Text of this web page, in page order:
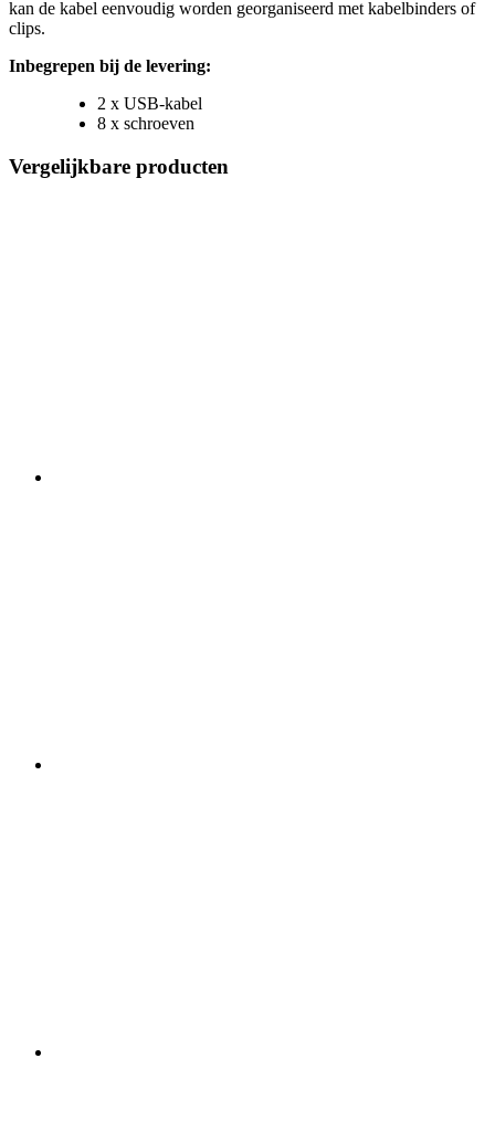
kan de kabel eenvoudig worden georganiseerd met kabelbinders of
clips.
Inbegrepen bij de levering:
2 x USB-kabel
8 x schroeven
Vergelijkbare producten